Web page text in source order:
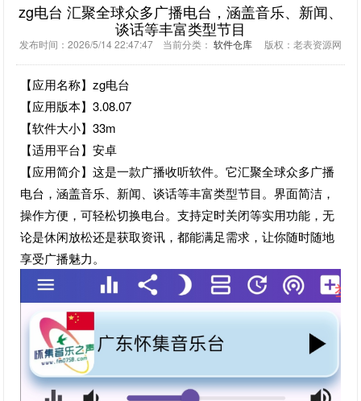
zg电台 汇聚全球众多广播电台，涵盖音乐、新闻、
谈话等丰富类型节目
发布时间：2026/5/14 22:47:47 当前分类： 软件仓库 版权：老表资源网
【应用名称】zg电台
【应用版本】3.08.07
【软件大小】33m
【适用平台】安卓
【应用简介】这是一款广播收听软件。它汇聚全球众多广播
电台，涵盖音乐、新闻、谈话等丰富类型节目。界面简洁，
操作方便，可轻松切换电台。支持定时关闭等实用功能，无
论是休闲放松还是获取资讯，都能满足需求，让你随时随地
享受广播魅力。